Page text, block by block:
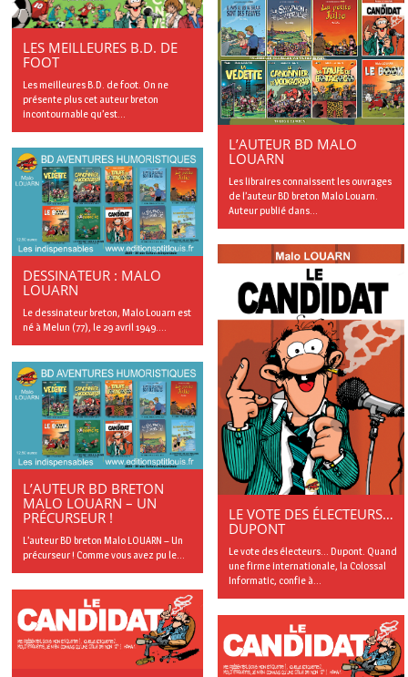
LES MEILLEURES B.D. DE
FOOT
Les meilleures B.D. de foot. On ne
présente plus cet auteur breton
incontournable qu’est...
L’AUTEUR BD MALO
LOUARN
Les libraires connaissent les ouvrages
de l’auteur BD breton Malo Louarn.
Auteur publié dans...
DESSINATEUR : MALO
LOUARN
Le dessinateur breton, Malo Louarn est
né à Melun (77), le 29 avril 1949....
LE VOTE DES ÉLECTEURS…
DUPONT
Le vote des électeurs… Dupont. Quand
une firme internationale, la Colossal
Informatic, confie à...
L’AUTEUR BD BRETON
MALO LOUARN – UN
PRÉCURSEUR !
L’auteur BD breton Malo LOUARN – Un
précurseur ! Comme vous avez pu le...